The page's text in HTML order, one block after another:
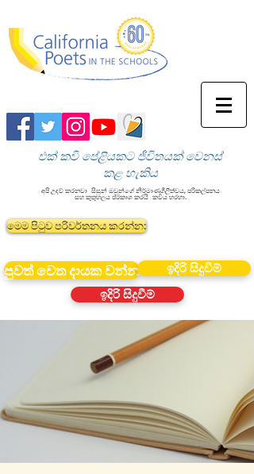
එක් කවි පේළියකට ජීවිතයක් වෙනස්
කළ හැකිය
අපි උදව් කරනවා සිසුන් ඔවුන්ගේ නිර්මාණශීලීත්වය, පරිකල්පනය
සහ කුතුහලය ප්රකාශ කරයි කවිය හරහා.
මෙම පිටුව පරිවර්තනය කරන්න:
පුවත් වෙත දායක වන්න
ඉදිරි සිදුවීම්
ඉදිරි සිදුවීම්